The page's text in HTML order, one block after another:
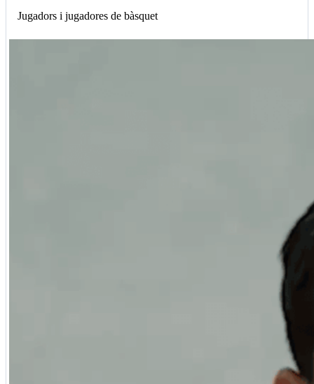
Jugadors i jugadores de bàsquet